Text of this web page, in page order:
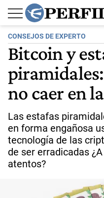
CONSEJOS DE EXPERTO
Bitcoin y
no caer en
Las estafas
en forma engañosa
tecnología de las
de ser erradicadas
atentos?